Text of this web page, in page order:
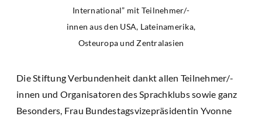
International” mit Teilnehmer/-
innen aus den USA, Lateinamerika,
Osteuropa und Zentralasien
Die Stiftung Verbundenheit dankt allen Teilnehmer/-
innen und Organisatoren des Sprachklubs sowie ganz
Besonders, Frau Bundestagsvizepräsidentin Yvonne